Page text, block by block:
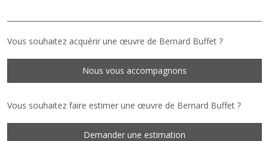
Vous souhaitez acquérir une œuvre de Bernard Buffet ?
Nous vous accompagnons
Vous souhaitez faire estimer une œuvre de Bernard Buffet ?
Demander une estimation